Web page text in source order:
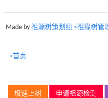
Made by 祖源树策划组 <祖缘树管
>首页
极速上树 申请祖源检测